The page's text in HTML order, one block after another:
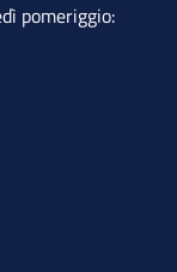
pomeriggio: